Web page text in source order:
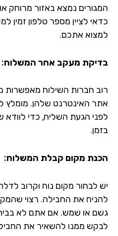
המגורים נמצא באזור מרוחק
כדאי לציין מספר טלפון
למצוא אתכם.
בדיקת מעקב אחר המשלוח:
רוב חברות השילוח
אתר האינטרנט שלהן. מומלץ
לפני הגעת השליח, כדי לוודא
בזמן.
הכנת מקום קבלת המשלוח:
יש לבחור מקום נוח וקרוב
להניח את החבילה. רצוי
גשם או שמש. אם אתם לא
לבקש ממנו להשאיר את